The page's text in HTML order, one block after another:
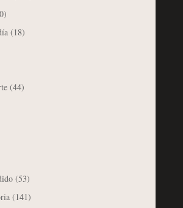
(18)
(44)
(53)
(141)